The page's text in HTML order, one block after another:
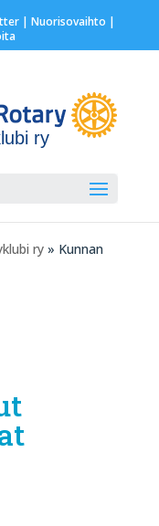
| Nuorisovaihto |
ry
ry » Kunnan